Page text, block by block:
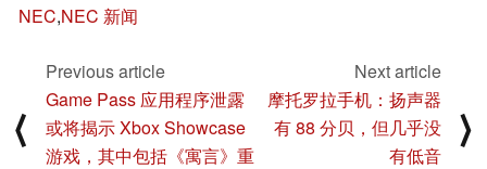
NEC,NEC 新闻
⟨
Previous article
Game Pass 应用程序泄露
或将揭示 Xbox Showcase
游戏，其中包括《寓言》重
Next article
摩托罗拉手机：扬声器
有 88 分贝，但几乎没
有低音
⟩